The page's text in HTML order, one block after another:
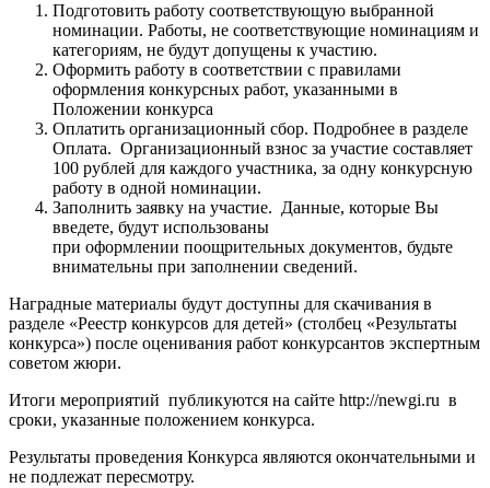
Подготовить работу соответствующую выбранной
номинации. Работы, не соответствующие номинациям и
категориям, не будут допущены к участию.
Оформить работу в соответствии с правилами
оформления конкурсных работ, указанными в
Положении конкурса
Оплатить организационный сбор. Подробнее в разделе
Оплата. Организационный взнос за участие составляет
100 рублей для каждого участника, за одну конкурсную
работу в одной номинации.
Заполнить заявку на участие. Данные, которые Вы
введете, будут использованы
при оформлении поощрительных документов, будьте
внимательны при заполнении сведений.
Наградные материалы будут доступны для скачивания в
разделе «Реестр конкурсов для детей» (столбец «Результаты
конкурса») после оценивания работ конкурсантов экспертным
советом жюри.
Итоги мероприятий публикуются на сайте http://newgi.ru в
сроки, указанные положением конкурса.
Результаты проведения Конкурса являются окончательными и
не подлежат пересмотру.